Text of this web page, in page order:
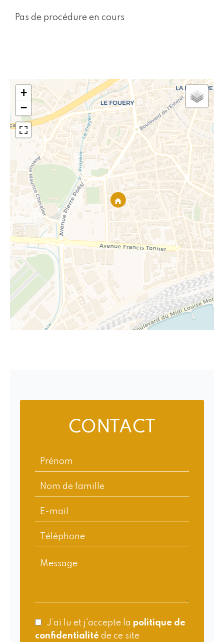
Pas de procédure en cours
+
−
CONTACT
J’ai lu et j'accepte la politique de
confidentialité de ce site